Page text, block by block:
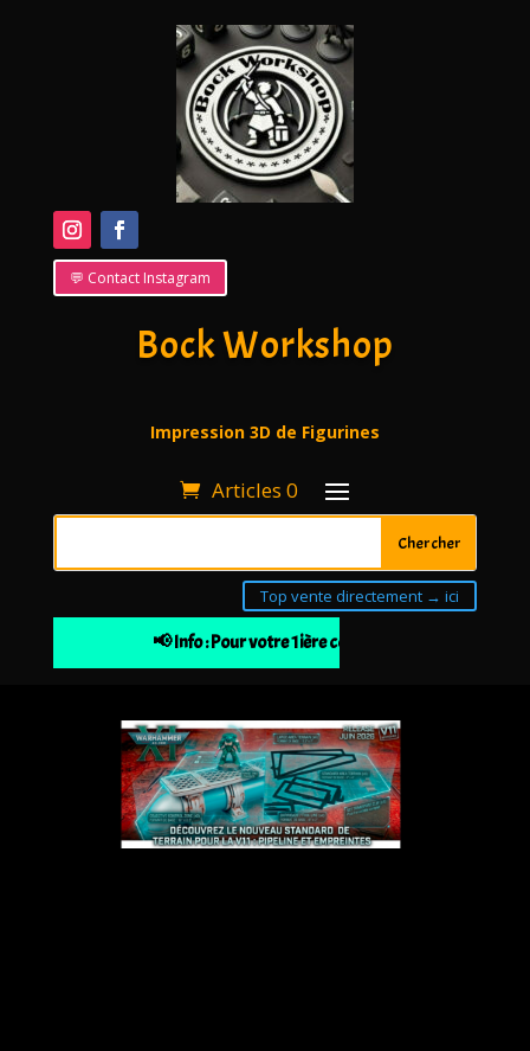
💬 Contact Instagram
Bock Workshop
Impression 3D de Figurines
Articles 0
Top vente directement → ici
📢 Info : Pour votre 1ière commande 10% de